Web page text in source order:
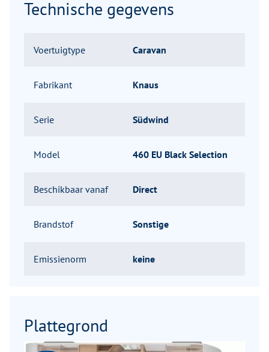
Technische gegevens
Voertuigtype Caravan
Fabrikant Knaus
Serie Südwind
Model 460 EU Black Selection
Beschikbaar vanaf Direct
Brandstof Sonstige
Emissienorm keine
Plattegrond